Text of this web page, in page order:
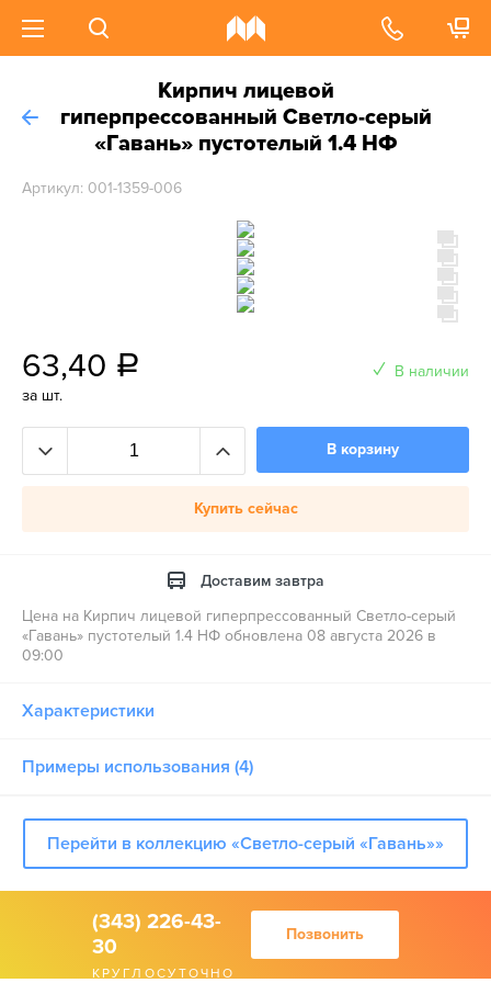
Кирпич лицевой
гиперпрессованный Светло-серый
«Гавань» пустотелый 1.4 НФ
Артикул: 001-1359-006
63,40 a
за шт.
В наличии
В корзину
Купить сейчас
Доставим завтра
Цена на Кирпич лицевой гиперпрессованный Светло-серый
«Гавань» пустотелый 1.4 НФ обновлена 08 августа 2026 в
09:00
Характеристики
Примеры использования (4)
Перейти в коллекцию «Светло-серый «Гавань»»
(343) 226-43-
30
КРУГЛОСУТОЧНО
Позвонить